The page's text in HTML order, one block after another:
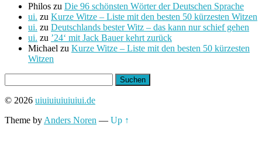
Philos zu Die 96 schönsten Wörter der Deutschen Sprache
ui. zu Kurze Witze – Liste mit den besten 50 kürzesten Witzen
ui. zu Deutschlands bester Witz – das kann nur schief gehen
ui. zu ’24‘ mit Jack Bauer kehrt zurück
Michael zu Kurze Witze – Liste mit den besten 50 kürzesten
Witzen
nach:
© 2026 uiuiuiuiuiuiui.de
Theme by Anders Noren — Up ↑